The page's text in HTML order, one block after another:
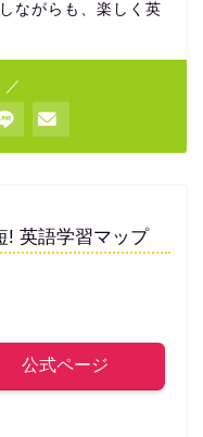
ながらも、楽しく英
! 英語学習マップ
公式ページ